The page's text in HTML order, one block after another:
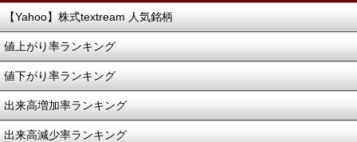
【Yahoo】株式textream 人気銘柄
値上がり率ランキング
値下がり率ランキング
出来高増加率ランキング
出来高減少率ランキング